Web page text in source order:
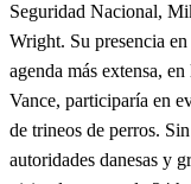
Seguridad Nacional,
Wright. Su presencia
agenda más extensa,
Vance, participaría en
de trineos de perros.
autoridades danesas y